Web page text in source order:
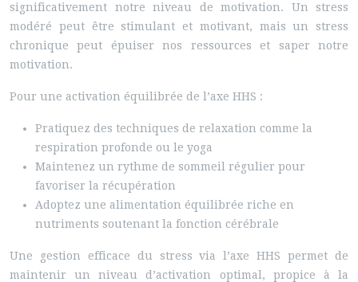
significativement notre niveau de motivation. Un stress
modéré peut être stimulant et motivant, mais un stress
chronique peut épuiser nos ressources et saper notre
motivation.
Pour une activation équilibrée de l’axe HHS :
Pratiquez des techniques de relaxation comme la
respiration profonde ou le yoga
Maintenez un rythme de sommeil régulier pour
favoriser la récupération
Adoptez une alimentation équilibrée riche en
nutriments soutenant la fonction cérébrale
Une gestion efficace du stress via l’axe HHS permet de
maintenir un niveau d’activation optimal, propice à la